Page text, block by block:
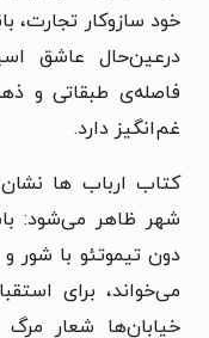
خود سازوکار تجارت،
درعین‌حال عاشق
فاصله‌ی طبقاتی و
غم‌انگیز دارد.
کتاب ارباب ها
شهر ظاهر می‌شود:
دون تیموتئو با شور و
می‌خواند، برای
خیابان‌ها شعار مرگ